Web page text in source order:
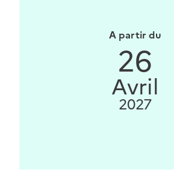
A partir du
26
Avril
2027